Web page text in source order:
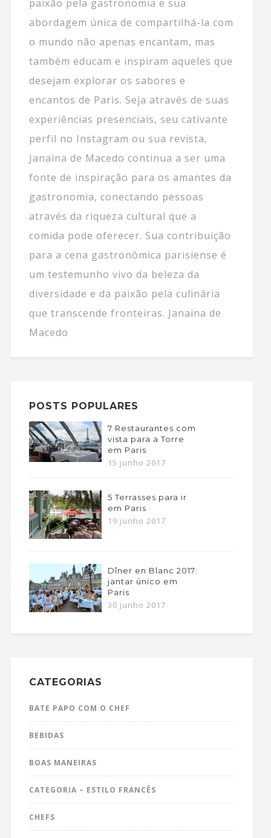
paixão pela gastronomia e sua
abordagem única de compartilhá-la com
o mundo não apenas encantam, mas
também educam e inspiram aqueles que
desejam explorar os sabores e
encantos de Paris. Seja através de suas
experiências presenciais, seu cativante
perfil no Instagram ou sua revista,
Janaina de Macedo continua a ser uma
fonte de inspiração para os amantes da
gastronomia, conectando pessoas
através da riqueza cultural que a
comida pode oferecer. Sua contribuição
para a cena gastronômica parisiense é
um testemunho vivo da beleza da
diversidade e da paixão pela culinária
que transcende fronteiras. Janaina de
Macedo
POSTS POPULARES
7 Restaurantes com
vista para a Torre
em Paris
15 junho 2017
5 Terrasses para ir
em Paris
19 junho 2017
Dîner en Blanc 2017:
jantar único em
Paris
30 junho 2017
CATEGORIAS
BATE PAPO COM O CHEF
BEBIDAS
BOAS MANEIRAS
CATEGORIA – ESTILO FRANCÊS
CHEFS